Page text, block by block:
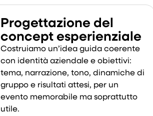
Progettazione del
concept esperienziale
Costruiamo un’idea guida coerente
con identità aziendale e obiettivi:
tema, narrazione, tono, dinamiche di
gruppo e risultati attesi, per un
evento memorabile ma soprattutto
utile.